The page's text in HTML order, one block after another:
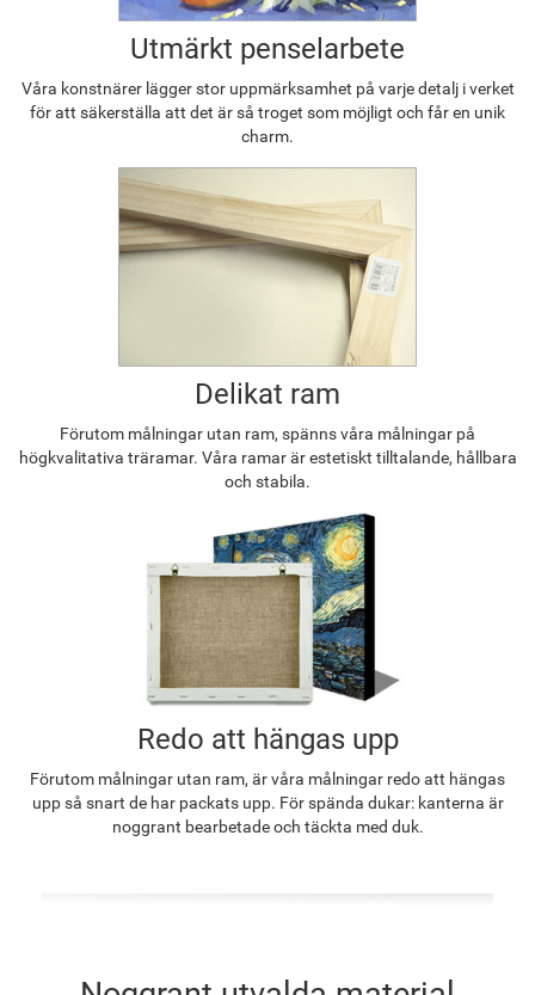
Utmärkt penselarbete
Våra konstnärer lägger stor uppmärksamhet på varje detalj i verket
för att säkerställa att det är så troget som möjligt och får en unik
charm.
Delikat ram
Förutom målningar utan ram, spänns våra målningar på
högkvalitativa träramar. Våra ramar är estetiskt tilltalande, hållbara
och stabila.
Redo att hängas upp
Förutom målningar utan ram, är våra målningar redo att hängas
upp så snart de har packats upp. För spända dukar: kanterna är
noggrant bearbetade och täckta med duk.